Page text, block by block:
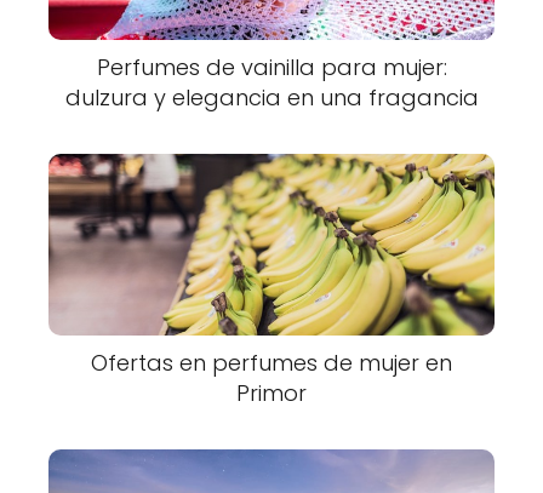
Perfumes de vainilla para mujer:
dulzura y elegancia en una fragancia
Ofertas en perfumes de mujer en
Primor